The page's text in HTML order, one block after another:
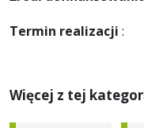
Termin realizacji :
Więcej z tej